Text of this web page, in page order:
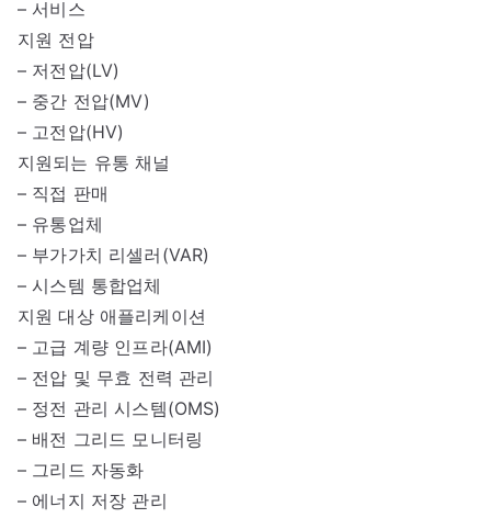
– 서비스
지원 전압
– 저전압(LV)
– 중간 전압(MV)
– 고전압(HV)
지원되는 유통 채널
– 직접 판매
– 유통업체
– 부가가치 리셀러(VAR)
– 시스템 통합업체
지원 대상 애플리케이션
– 고급 계량 인프라(AMI)
– 전압 및 무효 전력 관리
– 정전 관리 시스템(OMS)
– 배전 그리드 모니터링
– 그리드 자동화
– 에너지 저장 관리